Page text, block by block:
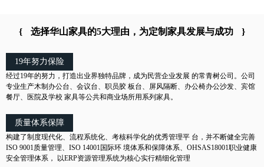
{ 选择华山家具的5大理由，为定制家具发展与成功 }
19年努力保险
经过19年的努力，打造出业界独特品牌，成为民营企业发展 的常青树公司。公司
专业生产木制办公台、会议台、职员胶 板台、屏风隔断、办公椅办公沙发、宾馆
餐厅、医院及学校 家具等公共和商业场所用系列家具。
质量体系保障
构建了制度现代化、流程系统化、考核科学化的优秀管理平 台，并不断健全完善
ISO 9001质量管理、ISO 14001国际环 境体系和保障体系、OHSAS18001职业健康
安全管理体系， 以ERP资源管理系统为核心实行精细化管理